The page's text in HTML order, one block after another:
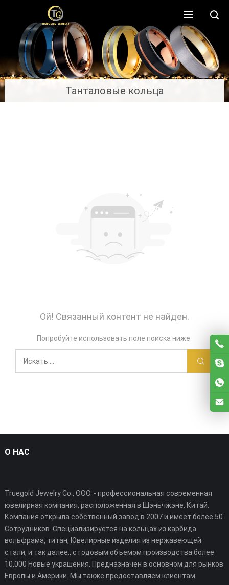
Танталовые кольца
Ой! Связанный контент не найден.
Попробуйте использовать поле поиска ниже:
О НАС
Truegold Jewelry Co., ООО. - профессиональная современная
ювелирная компания, расположенная в Шэньчжэне, Китай.
Компания открыла собственный завод в 2007 и имеет более 50
Сотрудников. Специализируется на кольцах из карбида
вольфрама, титан, Ювелирные изделия из нержавеющей
стали, и так далее., с годовым объемом производства более
10,000 Новые украшения. Предназначен в основном для рынков
Европы и Америки. Мы также предоставляем клиентам